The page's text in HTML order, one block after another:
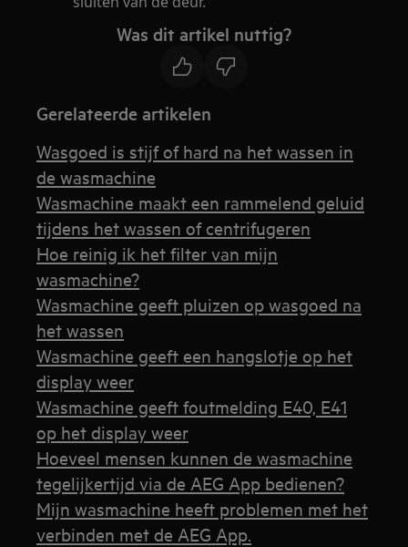
Was dit artikel nuttig?
Gerelateerde artikelen
Wasgoed is stijf of hard na het wassen in
de wasmachine
Wasmachine maakt een rammelend geluid
tijdens het wassen of centrifugeren
Hoe reinig ik het filter van mijn
wasmachine?
Wasmachine geeft pluizen op wasgoed na
het wassen
Wasmachine geeft een hangslotje op het
display weer
Wasmachine geeft foutmelding E40, E41
op het display weer
Hoeveel mensen kunnen de wasmachine
tegelijkertijd via de AEG App bedienen?
Mijn wasmachine heeft problemen met het
verbinden met de AEG App.